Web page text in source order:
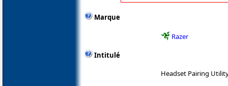
Marque
Razer
Intitulé
Headset Pairing